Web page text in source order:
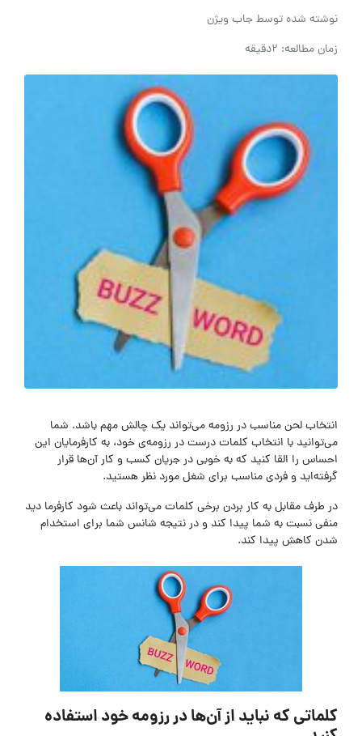
نوشته شده توسطجاب ویژن
زمان مطالعه: 2دقیقه
انتخاب لحن مناسب در رزومه می‌تواند یک چالش مهم باشد. شما
می‌توانید با انتخاب کلمات درست در رزومه‌ی خود، به کارفرمایان این
احساس را القا کنید که به خوبی در جریان کسب و کار آن‌ها قرار
گرفته‌اید و فردی مناسب برای شغل مورد نظر هستید.
در طرف مقابل به کار بردن برخی کلمات می‌تواند باعث شود کارفرما دید
منفی نسبت به شما پیدا کند و در نتیجه شانس شما برای استخدام
شدن کاهش پیدا کند.
کلماتی که نباید از آن‌ها در رزومه خود استفاده